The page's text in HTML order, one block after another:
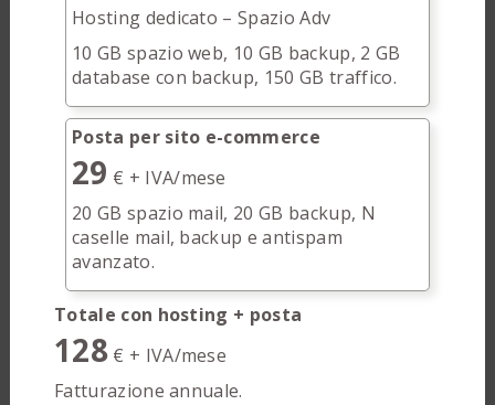
Hosting dedicato – Spazio Adv
10 GB spazio web, 10 GB backup, 2 GB
database con backup, 150 GB traffico.
Posta per sito e-commerce
29 € + IVA/mese
20 GB spazio mail, 20 GB backup, N
caselle mail, backup e antispam
avanzato.
Totale con hosting + posta
128€ + IVA/mese
Fatturazione annuale.